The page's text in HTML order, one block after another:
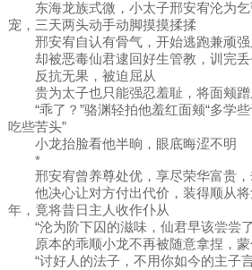
东海龙族式微，小太子邢安宥沦为乞
宠，三天两头动手动脚摸摸揉揉
邢安宥自认有骨气，开始逃跑兼顽强
却被恶毒仙君逮回好生管教，训完丢
反抗无果，被迫屈从
贵为太子也只能强忍羞耻，将面颊蹭
“乖了？”骆渊轻拍他羞红面颊“多学些
吃些苦头”
小龙抬脸看他半晌，眼底晦涩不明
*
邢安宥曾养尊处优，享尽荣华富贵，
他决心让对方付出代价，装得顺从将
年，竟将昔日主人收作仆从
“沦为阶下囚的滋味，仙君早该尝尝
原本的乖顺小龙不再被随意拿捏，蒙
“讨好人的法子，不用你如今的主子言